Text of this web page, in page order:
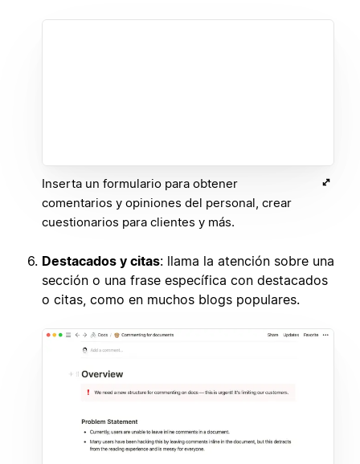
Inserta un formulario para obtener
comentarios y opiniones del personal, crear
cuestionarios para clientes y más.
Destacados y citas: llama la atención sobre una
sección o una frase específica con destacados
o citas, como en muchos blogs populares.